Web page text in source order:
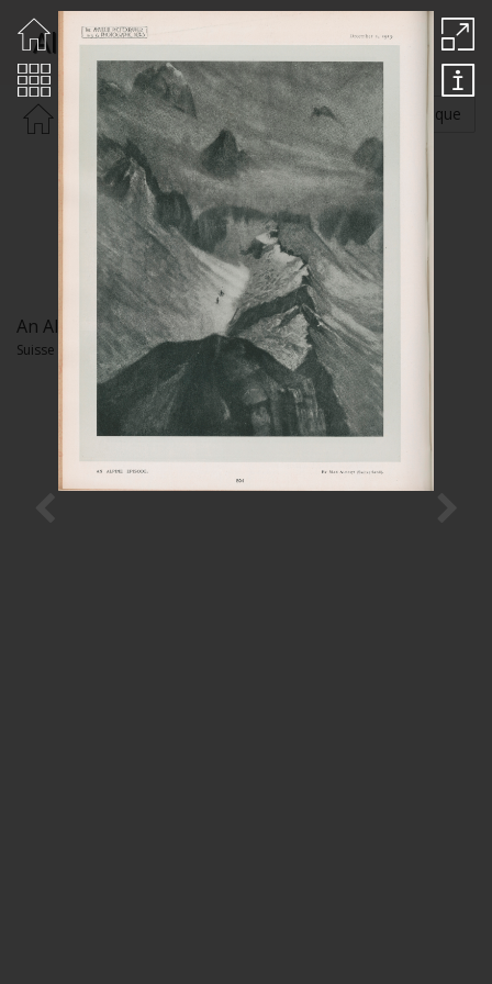
Albert Max
Rechercher par : Auteur Thématique
An Alpine Episode
Suisse